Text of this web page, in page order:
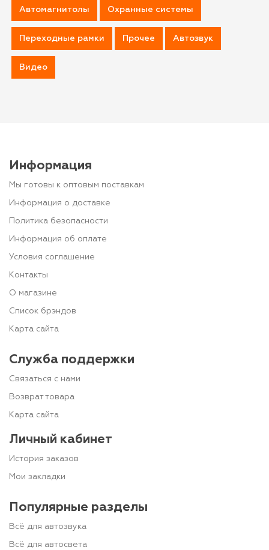
Автомагнитолы Охранные системы
Переходные рамки Прочее Автозвук
Видео
Информация
Мы готовы к оптовым поставкам
Информация о доставке
Политика безопасности
Информация об оплате
Условия соглашение
Контакты
О магазине
Список брэндов
Карта сайта
Служба поддержки
Связаться с нами
Возврат товара
Карта сайта
Личный кабинет
История заказов
Мои закладки
Популярные разделы
Всё для автозвука
Всё для автосвета